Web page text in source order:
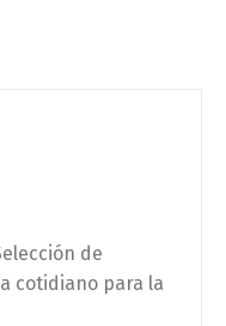
de
cotidiano para la